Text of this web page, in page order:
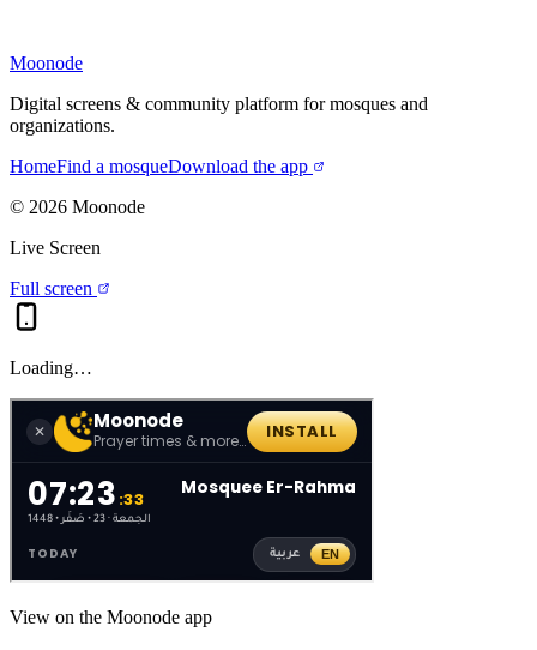
Moonode
Digital screens & community platform for mosques and
organizations.
HomeFind a mosqueDownload the app
© 2026 Moonode
Live Screen
Full screen
Loading…
View on the Moonode app